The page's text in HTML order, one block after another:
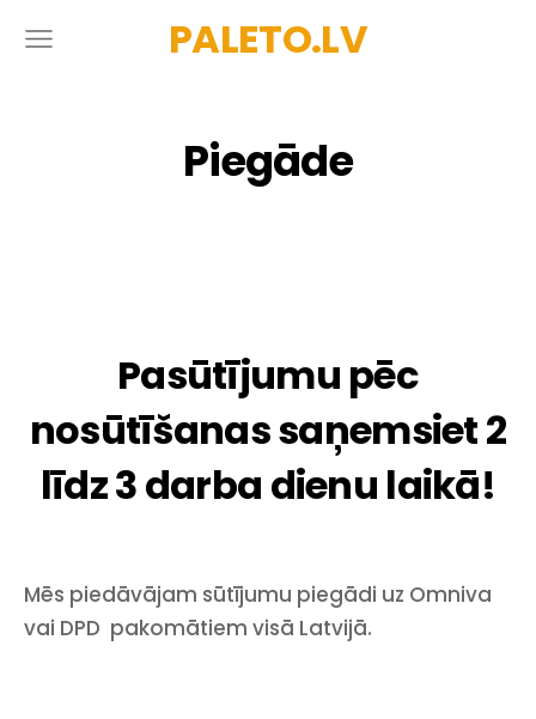
PALETO.LV
Piegāde
Pasūtījumu pēc
nosūtīšanas saņemsiet 2
līdz 3 darba dienu laikā!
Mēs piedāvājam sūtījumu piegādi uz Omniva
vai DPD pakomātiem visā Latvijā.